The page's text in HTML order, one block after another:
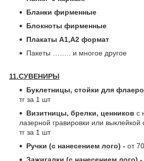
Бланки фирменные
Блокноты фирменные
Плакаты А1,А2 формат
Пакеты …….. и
11.СУВЕНИРЫ
Буклетницы, стойки для
тг за 1 шт
Визитницы, брелки, ценников с
лазерной гравировки или
тг за 1 шт
Ручки (с нанесением лого) - от
Зажигалки (с нанесением лого) -